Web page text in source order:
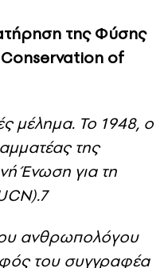
της Φύσης
μέλημα. Το 1948, ο
της